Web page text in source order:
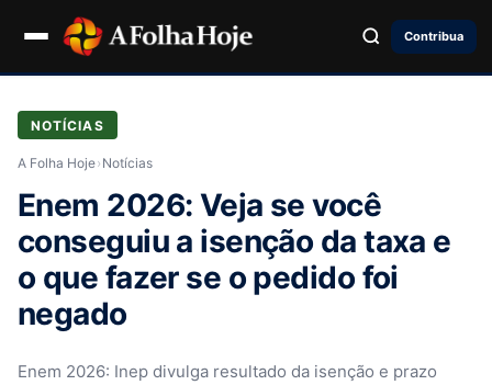
Contribua
NOTÍCIAS
A Folha Hoje› Notícias
Enem 2026: Veja se você
conseguiu a isenção da taxa e
o que fazer se o pedido foi
negado
Enem 2026: Inep divulga resultado da isenção e prazo